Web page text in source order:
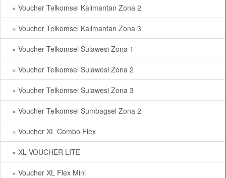
» Voucher Telkomsel Kalimantan Zona 2
» Voucher Telkomsel Kalimantan Zona 3
» Voucher Telkomsel Sulawesi Zona 1
» Voucher Telkomsel Sulawesi Zona 2
» Voucher Telkomsel Sulawesi Zona 3
» Voucher Telkomsel Sumbagsel Zona 2
» Voucher XL Combo Flex
» XL VOUCHER LITE
» Voucher XL Flex Mini